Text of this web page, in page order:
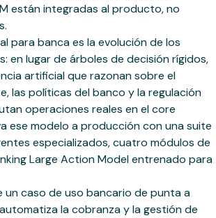
están integradas al producto, no
para banca es la evolución de los
en lugar de árboles de decisión rígidos,
artificial que razonan sobre el
las políticas del banco y la regulación
operaciones reales en el core
ese modelo a producción con una suite
especializados, cuatro módulos de
Large Action Model entrenado para
un caso de uso bancario de punta a
la cobranza y la gestión de